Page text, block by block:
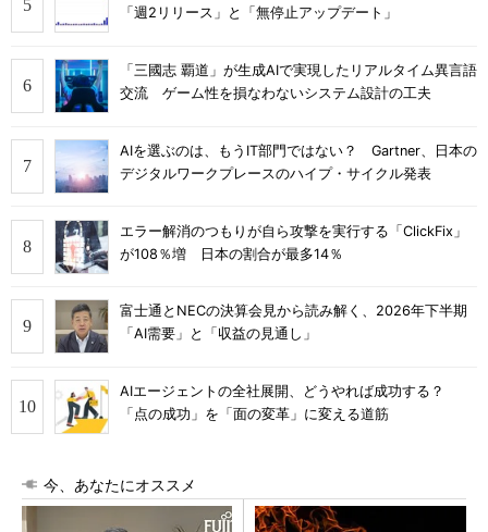
「週2リリース」と「無停止アップデート」
「三國志 覇道」が生成AIで実現したリアルタイム異言語
交流 ゲーム性を損なわないシステム設計の工夫
AIを選ぶのは、もうIT部門ではない？ Gartner、日本の
デジタルワークプレースのハイプ・サイクル発表
エラー解消のつもりが自ら攻撃を実行する「ClickFix」
が108％増 日本の割合が最多14％
富士通とNECの決算会見から読み解く、2026年下半期
「AI需要」と「収益の見通し」
AIエージェントの全社展開、どうやれば成功する？
「点の成功」を「面の変革」に変える道筋
今、あなたにオススメ